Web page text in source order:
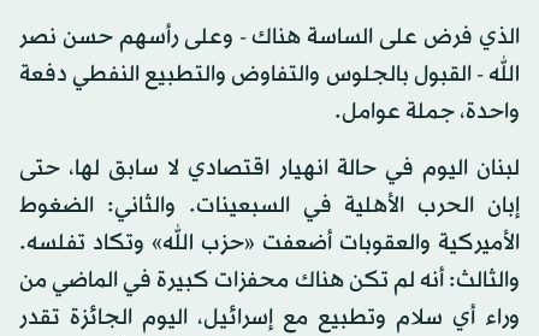
الذي فرض على الساسة هناك - وعلى رأسهم حسن نصر
الله - القبول بالجلوس والتفاوض والتطبيع النفطي دفعة
واحدة، جملة عوامل.
لبنان اليوم في حالة انهيار اقتصادي لا سابق لها، حتى
إبان الحرب الأهلية في السبعينات. والثاني: الضغوط
الأميركية والعقوبات أضعفت «حزب الله» وتكاد تفلسه.
والثالث: أنه لم تكن هناك محفزات كبيرة في الماضي من
وراء أي سلام وتطبيع مع إسرائيل، اليوم الجائزة تقدر